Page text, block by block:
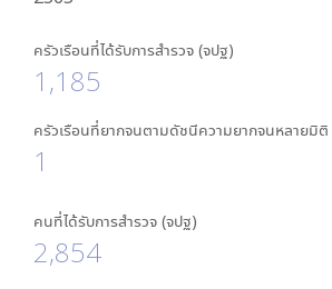
ครัวเรือนที่ได้รับการสำรวจ (จปฐ)
1,185
ครัวเรือนที่ยากจนตามดัชนีความยากจนหลายมิ
1
คนที่ได้รับการสำรวจ (จปฐ)
2,854